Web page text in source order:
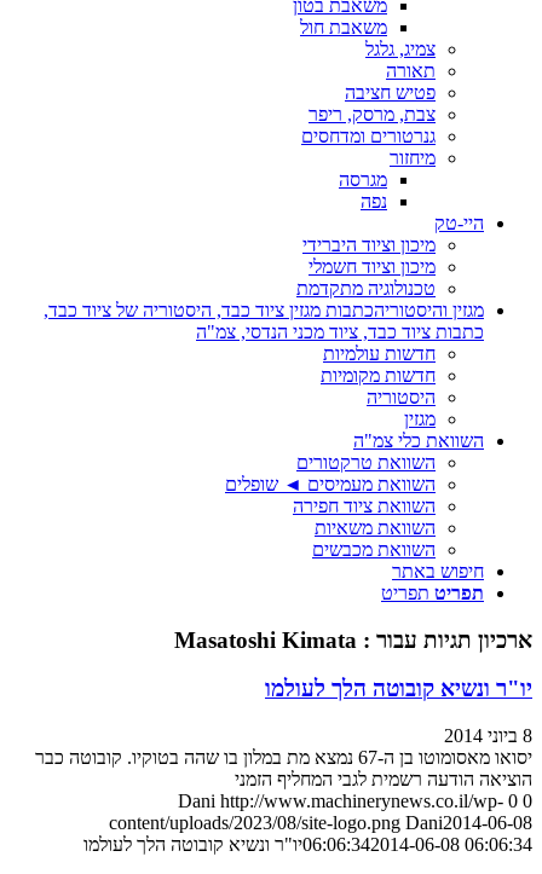
משאבת בטון
משאבת חול
צמיג, גלגל
תאורה
פטיש חציבה
צבת, מרסק, ריפר
גנרטורים ומדחסים
מיחזור
מגרסה
נפה
היי-טק
מיכון וציוד היברידי
מיכון וציוד חשמלי
טכנולוגיה מתקדמת
מגזין והיסטוריהכתבות מגזין ציוד כבד, היסטוריה של ציוד כבד,
כתבות ציוד כבד, ציוד מכני הנדסי, צמ"ה
חדשות עולמיות
חדשות מקומיות
היסטוריה
מגזין
השוואת כלי צמ"ה
השוואת טרקטורים
השוואת מעמיסים ◄ שופלים
השוואת ציוד חפירה
השוואת משאיות
השוואת מכבשים
חיפוש באתר
תפריט תפריט
ארכיון תגיות עבור : Masatoshi Kimata
יו"ר ונשיא קובוטה הלך לעולמו
8 ביוני 2014
יסואו מאסומוטו בן ה-67 נמצא מת במלון בו שהה בטוקיו. קובוטה כבר
הוציאה הודעה רשמית לגבי המחליף הזמני
0
0
Dani http://www.machinerynews.co.il/wp-
content/uploads/2023/08/site-logo.png Dani2014-06-08
06:06:342014-06-08 06:06:34
יו"ר ונשיא קובוטה הלך לעולמו